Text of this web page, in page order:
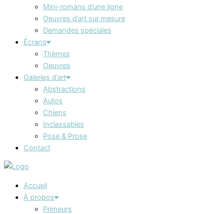
Mini-romans d’une ligne
Oeuvres d’art sur mesure
Demandes spéciales
Écrans
Thèmes
Oeuvres
Galeries d’art
Abstractions
Autos
Chiens
Inclassables
Pose & Prose
Contact
Accueil
À propos
Primeurs